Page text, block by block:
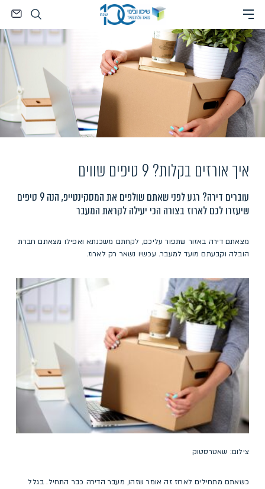
content
חיפוש
איך אורזים בקלות? 9 טיפים שווים
עוברים דירה? רגע לפני שאתם שולפים את המסקינטייפ, הנה 9 טיפים
שיעזרו לכם לארוז בצורה הכי יעילה לקראת המעבר
מצאתם דירה באזור שתפור עליכם, לקחתם משכנתא ואפילו מצאתם חברת
הובלה וקבעתם מועד למעבר. עכשיו נשאר רק לארוז.
צילום: שאטרסטוק
כשאתם מתחילים לארוז זה אומר שזהו, מעבר הדירה כבר התחיל. בגלל